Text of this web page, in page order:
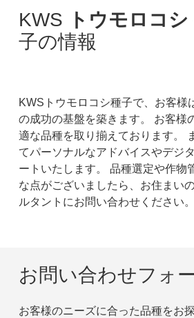
KWS トウモロコシ
子の情報
KWSトウモロコシ種子で、お客様
の成功の基盤を築きます。 お客様
適な品種を取り揃えております。
てパーソナルなアドバイスやデジ
ートいたします。 品種選定や作物
な点がございましたら、お住まい
ルタントにお問い合わせください。
お問い合わせフォ
お客様のニーズに合った品種をお